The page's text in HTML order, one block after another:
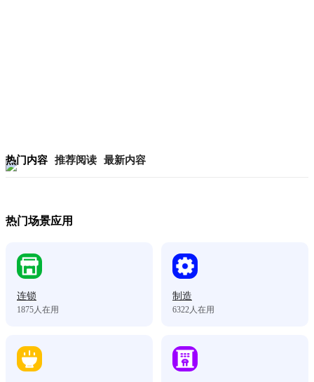
热门内容 推荐阅读 最新内容
热门场景应用
连锁
1875 人在用
制造
6322 人在用